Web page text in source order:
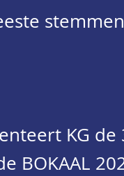
KG
BOKAAL